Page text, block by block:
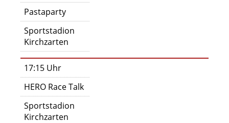
Pastaparty
Sportstadion
Kirchzarten
17:15 Uhr
HERO Race Talk
Sportstadion
Kirchzarten